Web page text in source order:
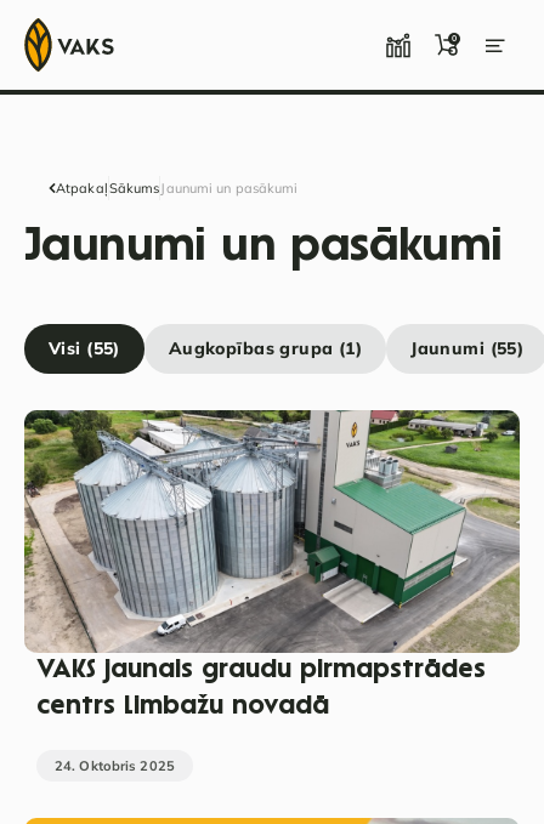
0
AtpakaļSākumsJaunumi un pasākumi
Jaunumi un pasākumi
Visi (55) Augkopības grupa (1) Jaunumi (55)
VAKS jaunais graudu pirmapstrādes
centrs Limbažu novadā
24. Oktobris 2025